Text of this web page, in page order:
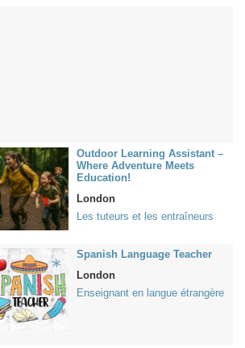
Outdoor Learning Assistant –
Where Adventure Meets
Education!
London
Les tuteurs et les entraîneurs
Spanish Language Teacher
London
Enseignant en langue étrangère